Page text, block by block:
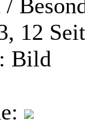
12
Bild